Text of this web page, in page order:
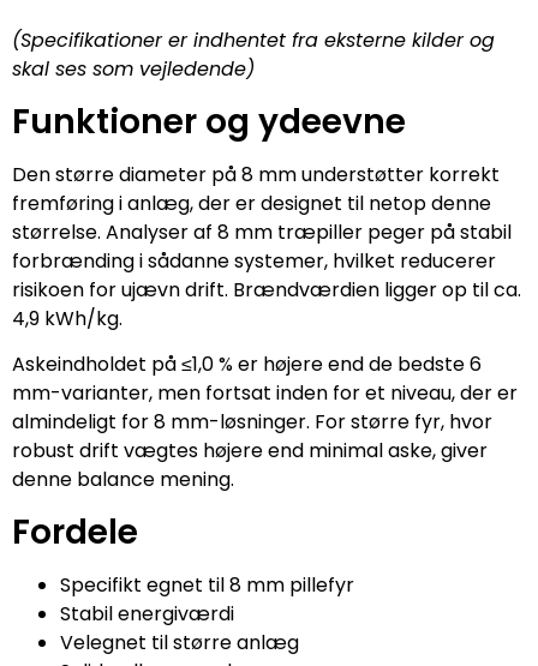
(Specifikationer er indhentet fra eksterne kilder og
skal ses som vejledende)
Funktioner og ydeevne
Den større diameter på 8 mm understøtter korrekt
fremføring i anlæg, der er designet til netop denne
størrelse. Analyser af 8 mm træpiller peger på stabil
forbrænding i sådanne systemer, hvilket reducerer
risikoen for ujævn drift. Brændværdien ligger op til ca.
4,9 kWh/kg.
Askeindholdet på ≤1,0 % er højere end de bedste 6
mm-varianter, men fortsat inden for et niveau, der er
almindeligt for 8 mm-løsninger. For større fyr, hvor
robust drift vægtes højere end minimal aske, giver
denne balance mening.
Fordele
Specifikt egnet til 8 mm pillefyr
Stabil energiværdi
Velegnet til større anlæg